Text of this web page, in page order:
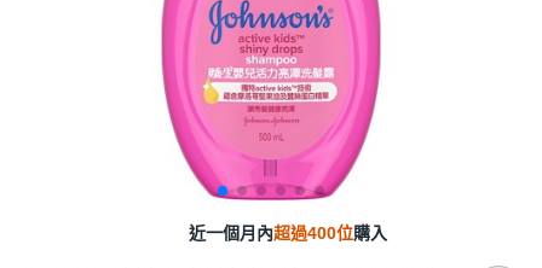
近一個月內超過400位購入